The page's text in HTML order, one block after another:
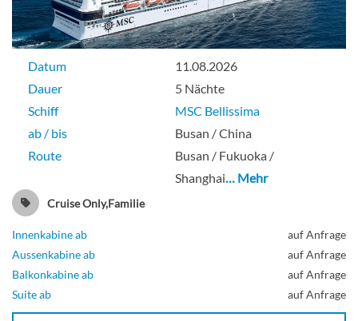
Suite
Penthouse Panorama Suite-[PPS]
Deck 7
Suite
Deck 6
Datum
11.08.2026
Dauer
5 Nächte
Schiff
MSC Bellissima
ab / bis
Busan / China
Route
Busan / Fukuoka /
Shanghai… Mehr
Cruise Only,Familie
Innenkabine ab
auf Anfrage
Aussenkabine ab
auf Anfrage
Balkonkabine ab
auf Anfrage
Suite ab
auf Anfrage